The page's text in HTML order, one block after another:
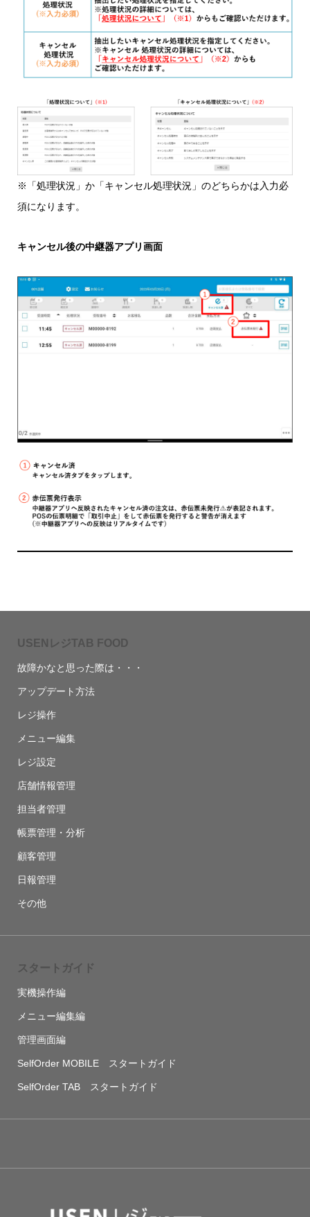
※「処理状況」か「キャンセル処理状況」のどちらかは入力必
須になります。
キャンセル後の中継器アプリ画面
USENレジTAB FOOD
故障かなと思った際は・・・
アップデート方法
レジ操作
メニュー編集
レジ設定
店舗情報管理
担当者管理
帳票管理・分析
顧客管理
日報管理
その他
スタートガイド
実機操作編
メニュー編集編
管理画面編
SelfOrder MOBILE スタートガイド
SelfOrder TAB スタートガイド